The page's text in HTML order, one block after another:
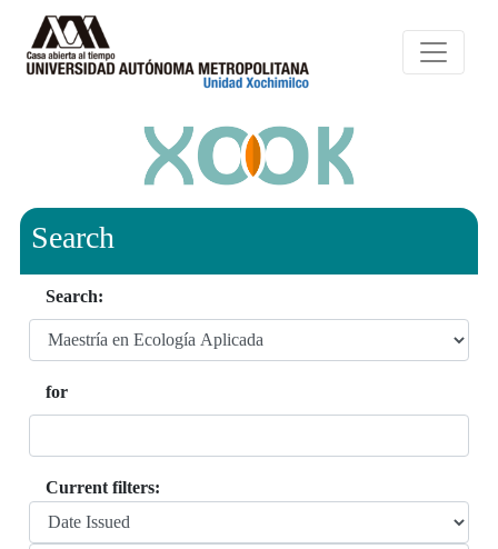
Search
Search:
for
Current filters: